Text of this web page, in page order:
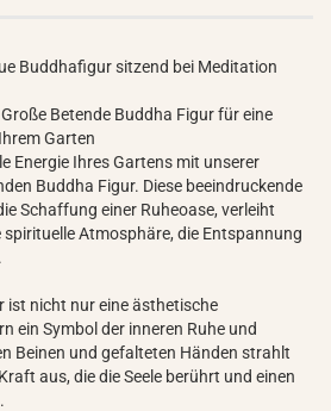
Buddhafigur sitzend bei Meditation
Betende Buddha Figur für eine
Garten
Energie Ihres Gartens mit unserer
Buddha Figur. Diese beeindruckende
Schaffung einer Ruheoase, verleiht
spirituelle Atmosphäre, die Entspannung
ist nicht nur eine ästhetische
ein Symbol der inneren Ruhe und
Beinen und gefalteten Händen strahlt
aus, die die Seele berührt und einen